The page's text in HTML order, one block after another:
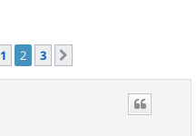
Précédent
1 2 3